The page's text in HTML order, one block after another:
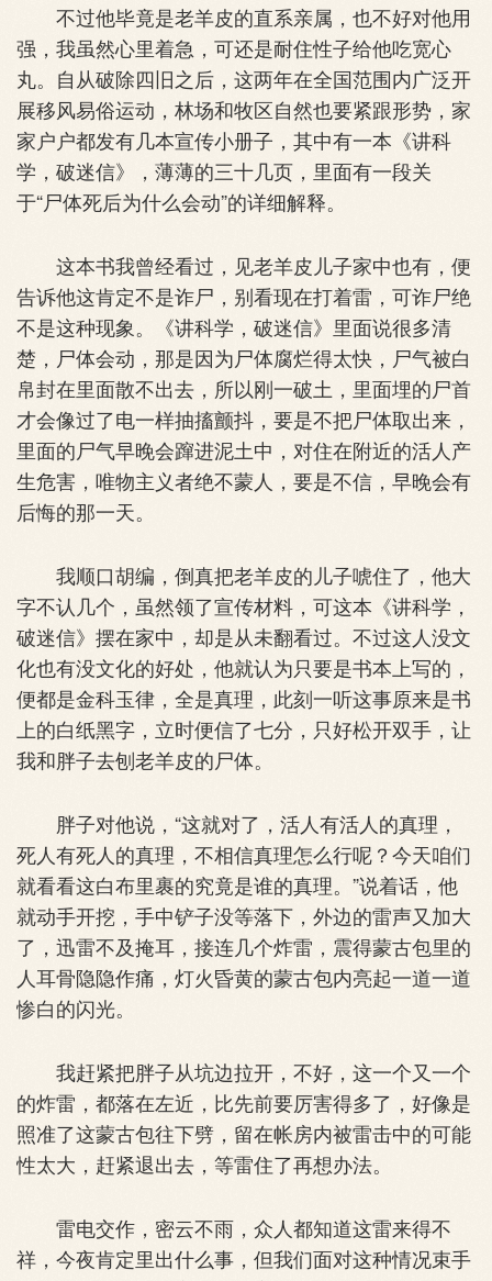
不过他毕竟是老羊皮的直系亲属，也不好对他用
强，我虽然心里着急，可还是耐住性子给他吃宽心
丸。自从破除四旧之后，这两年在全国范围内广泛开
展移风易俗运动，林场和牧区自然也要紧跟形势，家
家户户都发有几本宣传小册子，其中有一本《讲科
学，破迷信》，薄薄的三十几页，里面有一段关
于“尸体死后为什么会动”的详细解释。
这本书我曾经看过，见老羊皮儿子家中也有，便
告诉他这肯定不是诈尸，别看现在打着雷，可诈尸绝
不是这种现象。《讲科学，破迷信》里面说很多清
楚，尸体会动，那是因为尸体腐烂得太快，尸气被白
帛封在里面散不出去，所以刚一破土，里面埋的尸首
才会像过了电一样抽搐颤抖，要是不把尸体取出来，
里面的尸气早晚会蹿进泥土中，对住在附近的活人产
生危害，唯物主义者绝不蒙人，要是不信，早晚会有
后悔的那一天。
我顺口胡编，倒真把老羊皮的儿子唬住了，他大
字不认几个，虽然领了宣传材料，可这本《讲科学，
破迷信》摆在家中，却是从未翻看过。不过这人没文
化也有没文化的好处，他就认为只要是书本上写的，
便都是金科玉律，全是真理，此刻一听这事原来是书
上的白纸黑字，立时便信了七分，只好松开双手，让
我和胖子去刨老羊皮的尸体。
胖子对他说，“这就对了，活人有活人的真理，
死人有死人的真理，不相信真理怎么行呢？今天咱们
就看看这白布里裹的究竟是谁的真理。”说着话，他
就动手开挖，手中铲子没等落下，外边的雷声又加大
了，迅雷不及掩耳，接连几个炸雷，震得蒙古包里的
人耳骨隐隐作痛，灯火昏黄的蒙古包内亮起一道一道
惨白的闪光。
我赶紧把胖子从坑边拉开，不好，这一个又一个
的炸雷，都落在左近，比先前要厉害得多了，好像是
照准了这蒙古包往下劈，留在帐房内被雷击中的可能
性太大，赶紧退出去，等雷住了再想办法。
雷电交作，密云不雨，众人都知道这雷来得不
祥，今夜肯定里出什么事，但我们面对这种情况束手